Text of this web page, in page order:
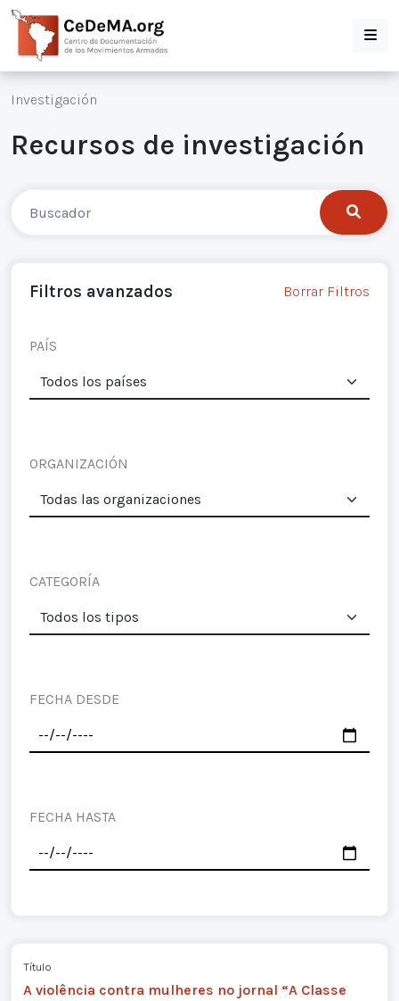
Investigación
Recursos de investigación
Filtros avanzados Borrar Filtros
PAÍS
ORGANIZACIÓN
CATEGORÍA
FECHA DESDE
FECHA HASTA
Título
A violência contra mulheres no jornal “A Classe